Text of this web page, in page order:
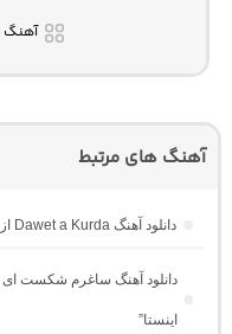
آهنگ
آهنگ های مرتبط
دانلود آهنگ Dawet a Kurda از Delal “هوش مصنوعی کرد ترند اینستا”
دانلود آهنگ ساغرم شکست
اینستا”